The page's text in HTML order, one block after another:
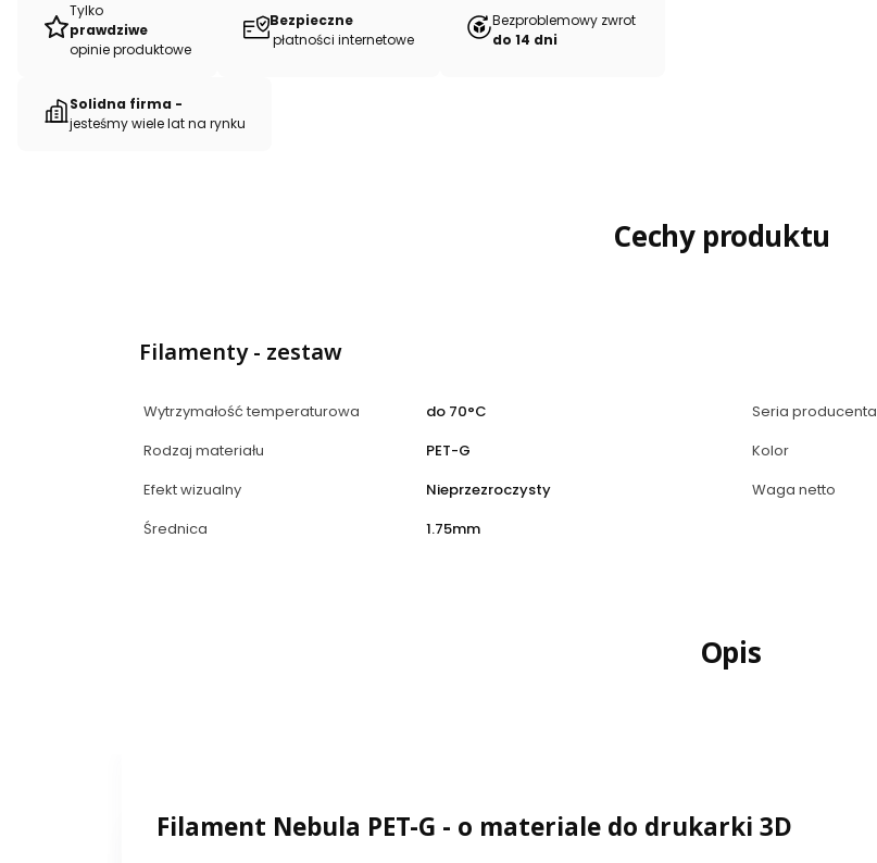
Tylko
prawdziwe
opinie produktowe
Bezpieczne
płatności internetowe
Bezproblemowy zwrot
do 14 dni
Solidna firma -
jesteśmy wiele lat na rynku
Cechy produktu
Filamenty - zestaw
Wytrzymałość temperaturowa do 70°C Seria producenta
Rodzaj materiału
PET-G Kolor
Efekt wizualny
Nieprzezroczysty Waga netto
Średnica
1.75mm
Opis
Filament Nebula PET-G - o materiale do drukarki 3D